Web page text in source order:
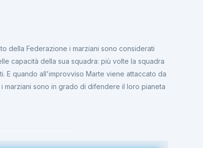
della Federazione i marziani sono considerati
capacità della sua squadra: più volte la squadra
E quando all'improvviso Marte viene attaccato da
sono in grado di difendere il loro pianeta